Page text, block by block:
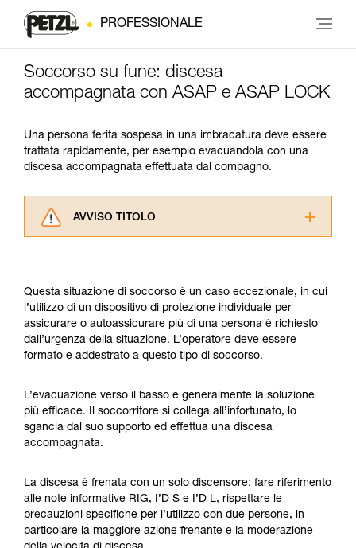
PROFESSIONALE
Soccorso su fune: discesa
accompagnata con ASAP e ASAP LOCK
Una persona ferita sospesa in una imbracatura deve essere
trattata rapidamente, per esempio evacuandola con una
discesa accompagnata effettuata dal compagno.
AVVISO TITOLO
informazioni dell’istruzione tecnica per poter
capire queste ulteriori informazioni.
La padronanza di queste tecniche richiede una
formazione ed un addestramento specifico.
Verificate con un professionista la vostra
sicurezza, prima di riprodurla autonomamente.
Forniamo esempi di tecniche relative alla vostra
attività. Ne possono esistere altre che non
vengono qui descritte.
Questa situazione di soccorso è un caso eccezionale, in cui
l’utilizzo di un dispositivo di protezione individuale per
assicurare o autoassicurare più di una persona è richiesto
dall’urgenza della situazione. L’operatore deve essere
formato e addestrato a questo tipo di soccorso.
L’evacuazione verso il basso è generalmente la soluzione
più efficace. Il soccorritore si collega all’infortunato, lo
sgancia dal suo supporto ed effettua una discesa
accompagnata.
La discesa è frenata con un solo discensore: fare riferimento
alle note informative RIG, I’D S e I’D L, rispettare le
precauzioni specifiche per l’utilizzo con due persone, in
particolare la maggiore azione frenante e la moderazione